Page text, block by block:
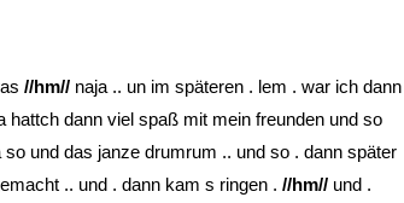
//hm// naja .. un im späteren . lem . war ich dann
hattch dann viel spaß mit mein freunden und so
und das janze drumrum .. und so . dann später
.. und . dann kam s ringen . //hm// und .